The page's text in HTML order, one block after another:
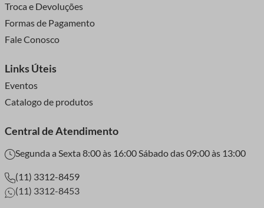
Troca e Devoluções
Formas de Pagamento
Fale Conosco
Links Úteis
Eventos
Catalogo de produtos
Central de Atendimento
Segunda a Sexta 8:00 às 16:00 Sábado das 09:00 às 13:00
(11) 3312-8459
(11) 3312-8453